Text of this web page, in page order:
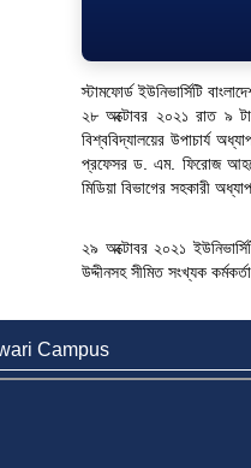
স্টামফোর্ড ইউনিভার্সিটি
২৮ অক্টোবর ২০২১ রাত ৯
বিশ্ববিদ্যালয়ের উপাচার্য
প্রফেসর ড. এম. ফিরোজ
মিডিয়া বিভাগের সহকারী
২৯ অক্টোবর ২০২১
উদ্দীনসহ সীমিত সংখ্যক
Campus